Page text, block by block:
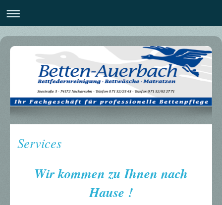
Services
Wir kommen zu Ihnen nach
Hause !